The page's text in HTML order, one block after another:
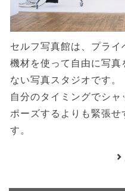
セルフ写真館は、プラ
機材を使って自由に写
ない写真スタジオです。
自分のタイミングでシ
ポーズするよりも緊張せ
す。